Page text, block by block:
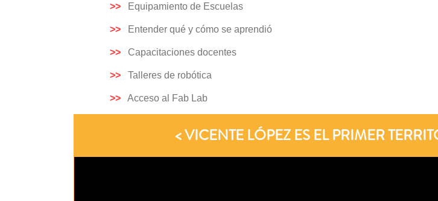
>> Equipamiento de Escuelas
>> Entender qué y cómo se aprendió
>> Capacitaciones docentes
>> Talleres de robótica
>> Acceso al Fab Lab
< VICENTE LÓPEZ ES EL PRIMER